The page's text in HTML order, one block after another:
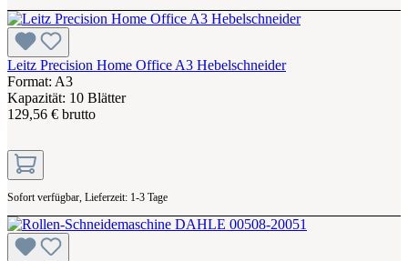
Leitz Precision Home Office A3 Hebelschneider
Format: A3
Kapazität: 10 Blätter
129,56 € brutto
Sofort verfügbar, Lieferzeit: 1-3 Tage